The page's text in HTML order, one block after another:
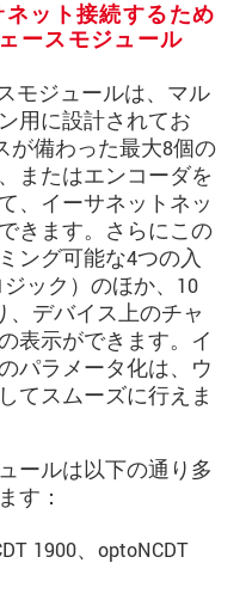
ット接続するため
ースモジュール
モジュールは、マル
用に設計されてお
が備わった最大8個の
またはエンコーダを
、イーサネットネッ
きます。さらにこの
ング可能な4つの入
ック）のほか、10
、デバイス上のチャ
表示ができます。イ
パラメータ化は、ウ
てスムーズに行えま
ールは以下の通り多
す：
1900、optoNCDT
グを送ってくだ
ーステートメント